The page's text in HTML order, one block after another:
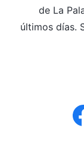
de La
últimos días.